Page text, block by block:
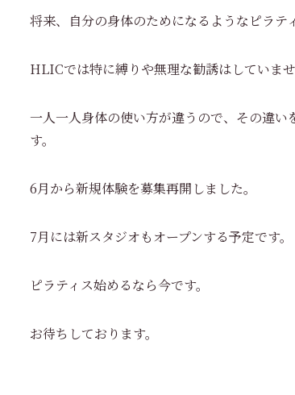
将来、自分の身体のためになるようなピラテ
HLICでは特に縛りや無理な勧誘はしていませ
一人一人身体の使い方が違うので、その違
す。
6月から新規体験を募集再開しました。
7月には新スタジオもオープンする予定です。
ピラティス始めるなら今です。
お待ちしております。